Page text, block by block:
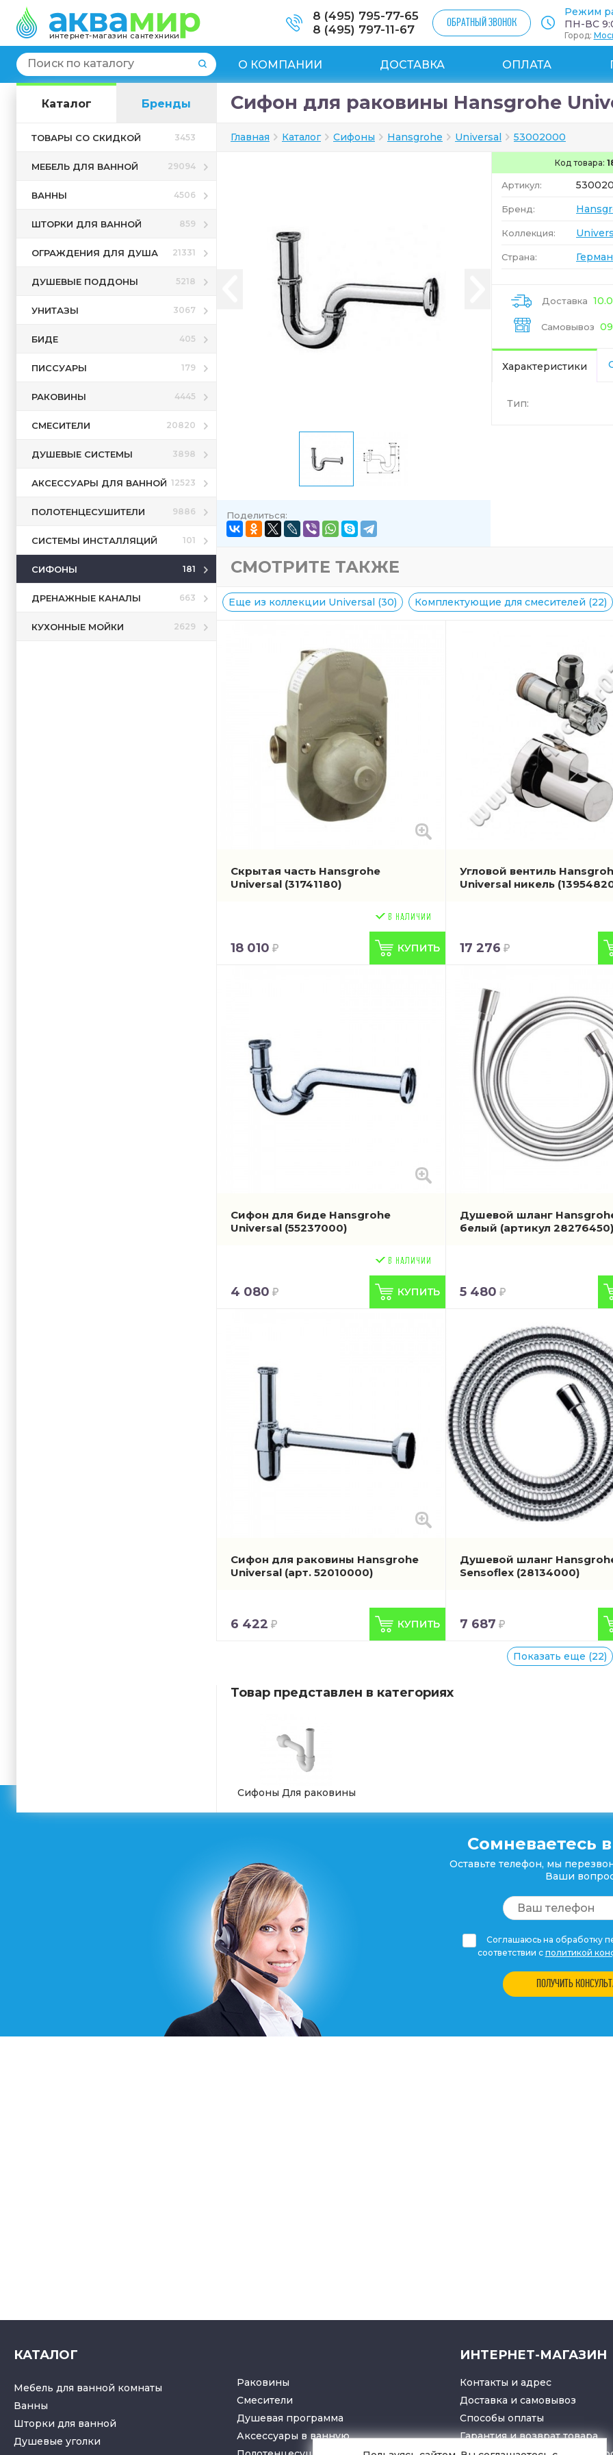
интернет-магазин сантехники
8 (495) 795-77-65
8 (495) 797-11-67
ОБРАТНЫЙ ЗВОНОК
Режим
ПН-ВС
Город:
О КОМПАНИИ ДОСТАВКА ОПЛАТА
Каталог Бренды
ТОВАРЫ СО СКИДКОЙ 3453
МЕБЕЛЬ ДЛЯ ВАННОЙ 29094
ВАННЫ 4506
ШТОРКИ ДЛЯ ВАННОЙ 859
ОГРАЖДЕНИЯ ДЛЯ ДУША 21331
ДУШЕВЫЕ ПОДДОНЫ 5218
УНИТАЗЫ 3067
БИДЕ 405
ПИССУАРЫ 179
РАКОВИНЫ 4445
СМЕСИТЕЛИ 20820
ДУШЕВЫЕ СИСТЕМЫ 3898
АКСЕССУАРЫ ДЛЯ ВАННОЙ 12523
ПОЛОТЕНЦЕСУШИТЕЛИ 9886
СИСТЕМЫ ИНСТАЛЛЯЦИЙ 101
СИФОНЫ 181
ДРЕНАЖНЫЕ КАНАЛЫ 663
КУХОННЫЕ МОЙКИ 2629
Сифон для раковины Hansgrohe
Главная Каталог Сифоны Hansgrohe Universal 53002000
Поделиться:
Код товара:
Артикул:
Бренд:
Коллекция:
Страна:
Доставка
Самовывоз
Характеристики
Тип:
СМОТРИТЕ ТАКЖЕ
Еще из коллекции Universal (30) Комплектующие для смесителей (22)
Скрытая часть Hansgrohe
Universal (31741180)
18 010
Угловой вентиль
Universal никель
17 276
Сифон для биде Hansgrohe
Universal (55237000)
4 080
Душевой шланг
белый (артикул 28276450)
5 480
Сифон для раковины Hansgrohe
Universal (арт. 52010000)
6 422
Душевой шланг
Sensoflex (28134000)
7 687
Показать еще (22)
Товар представлен в категориях
Сифоны Для раковины
Сомневаетесь
Оставьте телефон, мы
Ваши
Соглашаюсь на обработку
соответствии с политикой
ПОЛУЧИТЬ
КАТАЛОГ
Мебель для ванной комнаты
Ванны
Шторки для ванной
Душевые уголки
Раковины
Смесители
Душевая программа
Аксессуары в ванную
ИНТЕРНЕТ-МАГАЗИН
Контакты и адрес
Доставка и самовывоз
Способы оплаты
Гарантия и возврат товара